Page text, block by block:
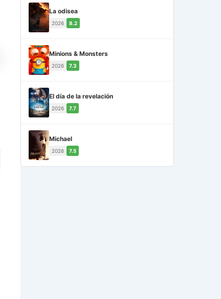
La odisea
2026 8.2
Minions & Monsters
2026 7.3
El día de la revelación
2026 7.7
Michael
2026 7.5